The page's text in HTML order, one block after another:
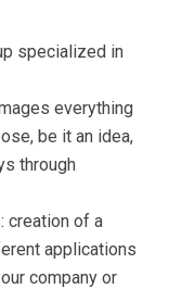
specialized in
everything
be it an idea,
through
creation of a
applications
company or